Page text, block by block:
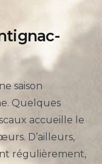
saison
Quelques
accueille le
D’ailleurs,
régulièrement,